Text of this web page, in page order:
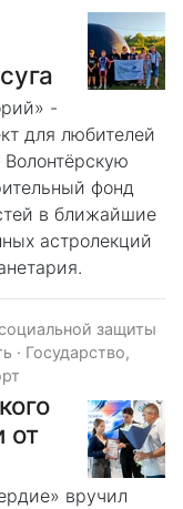
-
для любителей
фонд
в ближайшие
астролекций
защиты
· Государство,
от
вручил